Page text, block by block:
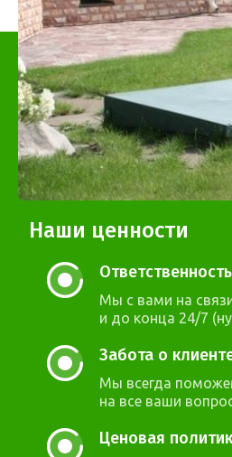
Наши ценности
Ответственность
Мы с вами на
и до конца 24/7
Забота о
Мы всегда
на все ваши
Ценовая